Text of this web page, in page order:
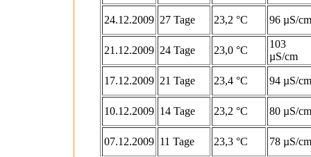
24.12.2009 27 Tage 23,2 °C 96 µS/cm
21.12.2009 24 Tage 23,0 °C
103
µS/cm
17.12.2009 21 Tage 23,4 °C 94 µS/cm
10.12.2009 14 Tage 23,2 °C 80 µS/cm
07.12.2009 11 Tage 23,3 °C 78 µS/cm